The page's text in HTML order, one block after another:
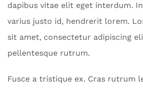
dapibus vitae elit eget interdum.
varius justo id, hendrerit lorem.
sit amet, consectetur adipiscing
pellentesque rutrum.
Fusce a tristique ex. Cras rutrum